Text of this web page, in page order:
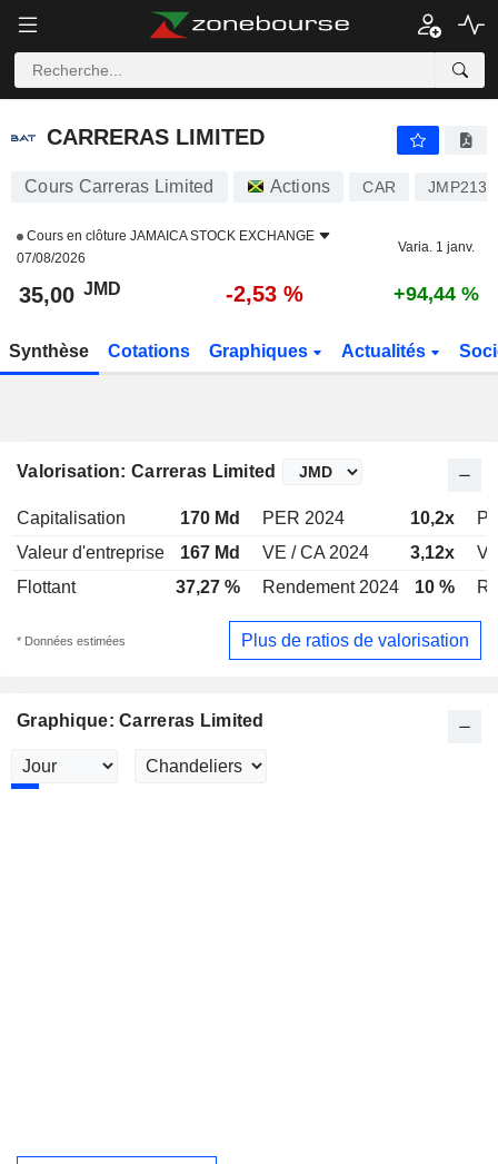
CARRERAS LIMITED
CARRERAS LIMITED
Cours Carreras Limited Actions CAR
Cours en clôture JAMAICA STOCK EXCHANGE
07/08/2026
Varia. 1 janv.
35,00 JMD -2,53 % +94,44 %
Synthèse Cotations Graphiques Actualités
Valorisation: Carreras Limited
Capitalisation 170 Md PER 2024 10,2x
Valeur d'entreprise
167 Md VE / CA 2024 3,12x
Flottant
37,27 % Rendement 2024 10 %
* Données estimées Plus de ratios de valorisation
Graphique: Carreras Limited